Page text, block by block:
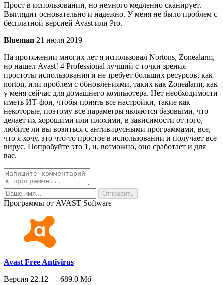
Прост в использовании, но немного медленно сканирует.
Выглядит основательно и надежно. У меня не было проблем с
бесплатной версией Avast или Pro.
Blueman 21 июля 2019
На протяжении многих лет я использовал Nortons, Zonealarm,
но нашел Avast! 4 Professional лучший с точки зрения
простоты использования и не требует больших ресурсов, как
norton, или проблем с обновлениями, таких как Zonealarm, как
у меня сейчас для домашнего компьютера. Нет необходимости
иметь ИТ-фон, чтобы понять все настройки, такие как
некоторые, поэтому все параметры являются базовыми, что
делает их хорошими или плохими, в зависимости от того,
любите ли вы возиться с антивирусными программами, все,
что я хочу, это что-то простое в использовании и получает все
вирус. Попробуйте это 1, и, возможно, оно сработает и для
вас.
Программы от AVAST Software
Avast Free Antivirus
Версия 22.12 — 689.0 Мб